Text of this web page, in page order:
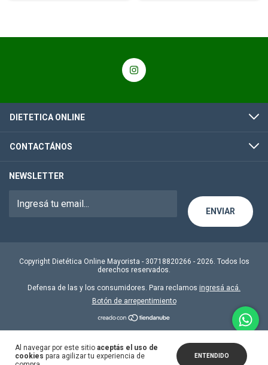
Al navegar por este sitio aceptás el uso de
cookies para agilizar tu experiencia de
ENTENDIDO
DIETETICA ONLINE
CONTACTÁNOS
NEWSLETTER
Copyright Dietética Online Mayorista - 30718820266 - 2026. Todos los
derechos reservados.
Defensa de las y los consumidores. Para reclamos ingresá acá.
Botón de arrepentimiento